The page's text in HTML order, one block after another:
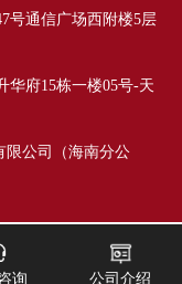
号通信广场西附楼5层
华府15栋一楼05号-天
限公司（海南分公
询 公司介绍